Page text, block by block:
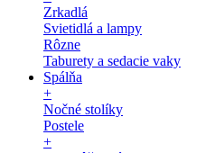
Zrkadlá
Svietidlá a lampy
Rôzne
Taburety a sedacie vaky
Spálňa
+
Nočné stolíky
Postele
+